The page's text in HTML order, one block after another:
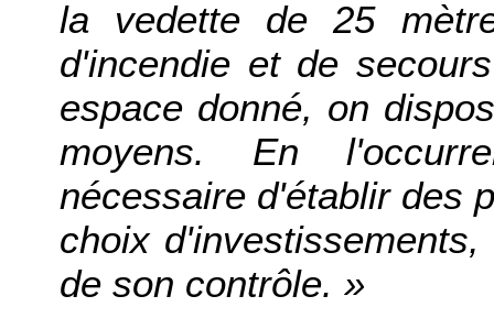
la vedette de 25
d'incendie et de
espace donné, on
moyens. En
nécessaire d'établir des
choix
de son contrôle. »